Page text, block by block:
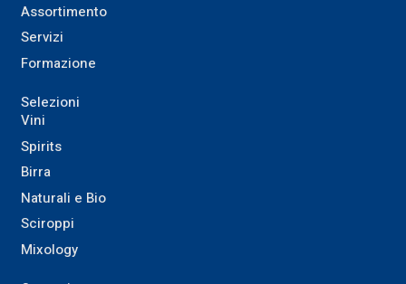
Assortimento
Servizi
Formazione
Selezioni
Vini
Spirits
Birra
Naturali e Bio
Sciroppi
Mixology